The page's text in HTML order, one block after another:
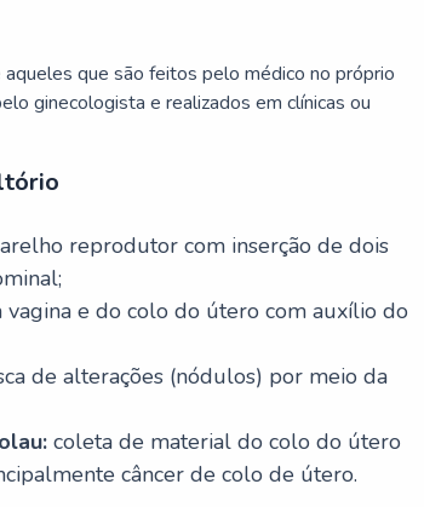
que são feitos pelo médico no próprio
ginecologista e realizados em clínicas ou
reprodutor com inserção de dois
vagina e do colo do útero com auxílio do
de alterações (nódulos) por meio da
coleta de material do colo do útero
câncer de colo de útero.